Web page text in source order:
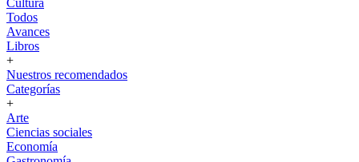
Cultura
Todos
Avances
Libros
+
Nuestros recomendados
Categorías
+
Arte
Ciencias sociales
Economía